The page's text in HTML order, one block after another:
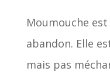
Moumouche
abandon. Elle
mais pas